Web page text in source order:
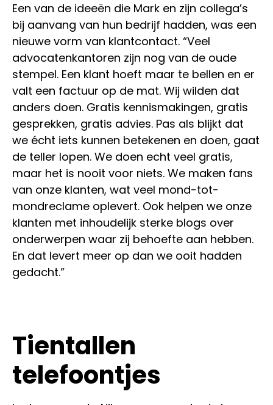
Een van de ideeën die Mark en zijn collega’s
bij aanvang van hun bedrijf hadden, was een
nieuwe vorm van klantcontact. “Veel
advocatenkantoren zijn nog van de oude
stempel. Een klant hoeft maar te bellen en er
valt een factuur op de mat. Wij wilden dat
anders doen. Gratis kennismakingen, gratis
gesprekken, gratis advies. Pas als blijkt dat
we écht iets kunnen betekenen en doen, gaat
de teller lopen. We doen echt veel gratis,
maar het is nooit voor niets. We maken fans
van onze klanten, wat veel mond-tot-
mondreclame oplevert. Ook helpen we onze
klanten met inhoudelijk sterke blogs over
onderwerpen waar zij behoefte aan hebben.
En dat levert meer op dan we ooit hadden
gedacht.”
Tientallen
telefoontjes